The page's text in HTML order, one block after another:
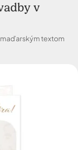
v
maďarským textom